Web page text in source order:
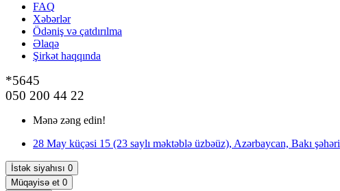
FAQ
Xəbərlər
Ödəniş və çatdırılma
Əlaqə
Şirkət haqqında
*5645
050 200 44 22
Mənə zəng edin!
28 May küçəsi 15 (23 saylı məktəblə üzbəüz), Azərbaycan, Bakı şəhəri
İstək siyahısı 0
Müqayisə et 0